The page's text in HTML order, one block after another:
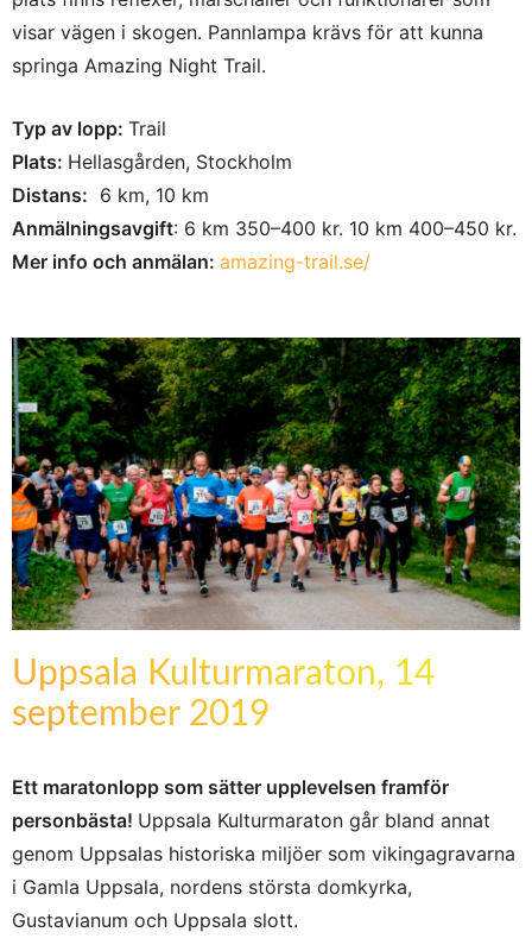
visar vägen i skogen. Pannlampa krävs för att kunna
springa Amazing Night Trail.
Typ av lopp: Trail
Plats: Hellasgården, Stockholm
Distans: 6 km, 10 km
Anmälningsavgift: 6 km 350–400 kr. 10 km 400–450 kr.
Mer info och anmälan: amazing-trail.se/
Uppsala Kulturmaraton, 14
september 2019
Ett maratonlopp som sätter upplevelsen framför
personbästa! Uppsala Kulturmaraton går bland annat
genom Uppsalas historiska miljöer som vikingagravarna
i Gamla Uppsala, nordens största domkyrka,
Gustavianum och Uppsala slott.